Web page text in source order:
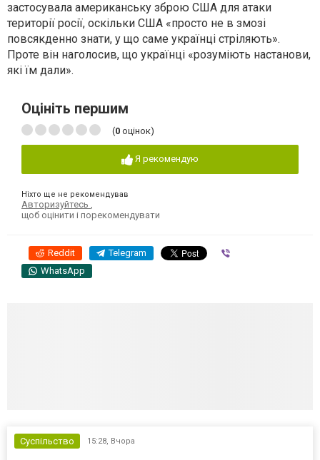
застосувала американську зброю США для атаки
території росії, оскільки США «просто не в змозі
повсякденно знати, у що саме українці стріляють».
Проте він наголосив, що українці «розуміють настанови,
які їм дали».
Оцініть першим
(0 оцінок)
Я рекомендую
Ніхто ще не рекомендував
Авторизуйтесь
щоб оцінити і порекомендувати
Reddit Telegram
WhatsApp
Суспільство 15:28, Вчора